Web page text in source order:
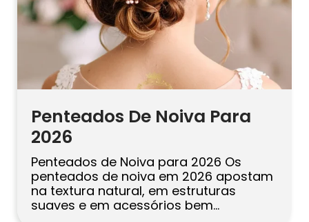
Penteados De Noiva Para
2026
Penteados de Noiva para 2026 Os
penteados de noiva em 2026 apostam
na textura natural, em estruturas
suaves e em acessórios bem